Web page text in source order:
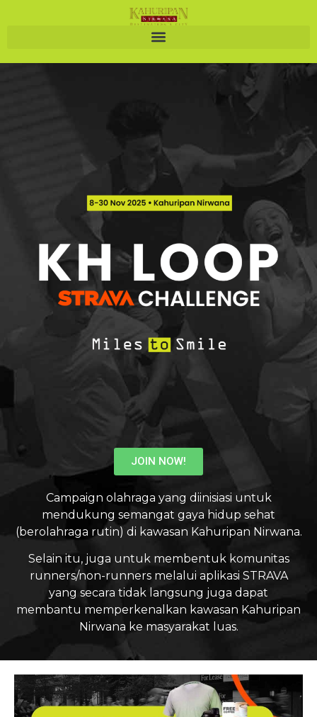
JOIN NOW!
Campaign olahraga yang diinisiasi untuk
mendukung semangat gaya hidup sehat
(berolahraga rutin) di kawasan Kahuripan Nirwana.
Selain itu, juga untuk membentuk komunitas
runners/non-runners melalui aplikasi STRAVA
yang secara tidak langsung juga dapat
membantu memperkenalkan kawasan Kahuripan
Nirwana ke masyarakat luas.